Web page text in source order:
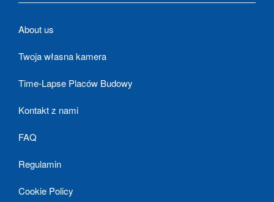
About us
Twoja własna kamera
Time-Lapse Placów Budowy
Kontakt z nami
FAQ
Regulamin
Cookie Policy